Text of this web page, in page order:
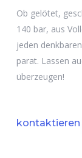
Ob gelötet,
140 bar, aus
jeden
parat. Lassen
überzeugen!
kontaktieren